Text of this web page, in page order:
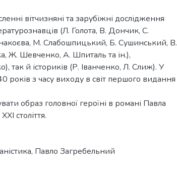
вітчизняні та зарубіжні дослідження
(Л. Голота, В. Дончик, С.
М. Слабошпицький, Б. Сушинський, В.
Ж. Шевченко, А. Шпиталь та ін.),
так й істориків (Р. Іванченко, Л. Слиж). У
років з часу виходу в світ першого видання
образ головної героїні в романі Павла
століття.
, Павло Загребельний